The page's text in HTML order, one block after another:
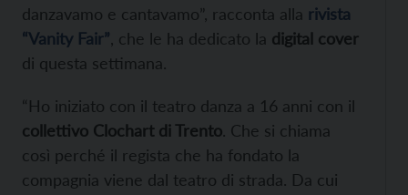
danzavamo e cantavamo”, racconta alla rivista
“Vanity Fair” , che le ha dedicato la digital cover
di questa settimana.
“Ho iniziato con il teatro danza a 16 anni con il
collettivo Clochart di Trento. Che si chiama
così perché il regista che ha fondato la
compagnia viene dal teatro di strada. Da cui